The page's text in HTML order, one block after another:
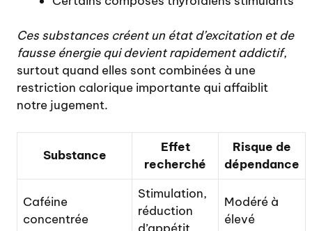
Ces substances créent un état d’excitation et de
fausse énergie qui devient rapidement addictif,
surtout quand elles sont combinées à une
restriction calorique importante qui affaiblit
notre jugement.
Substance
Effet
recherché
Risque de
dépendance
Caféine
concentrée
Stimulation,
réduction
Modéré à
élevé